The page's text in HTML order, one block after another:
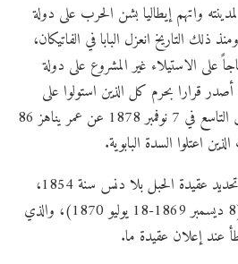
واتهم إيطاليا بشن الحرب على دولة
ذلك التاريخ انعزل البابا في الفاتيكان،
على الاستيلاء غير المشروع على دولة
الكنيسة. وفي 10 نوفمبر 1870 أصدر قرارا بحرم كل الذين استولوا على
ممتلكات الكنيسة. ومات بيوس التاسع في 7 نوفمبر 1878 عن عمر يناهز 86
اعتلوا السدة البابوية.
ومن أعماله المشهورة: تحديد عقيدة الحبل بلا دنس سنة 1854،
وعقد المجمع الفاتيكاني الأول (8 ديسمبر 1869-18 يوليو 1870)، والذي
عند إعلان عقيدة ما.